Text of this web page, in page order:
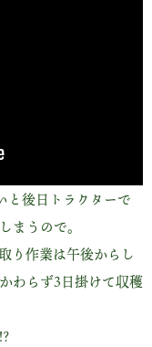
後日トラクターで
まうので。
り作業は午後からし
わらず3日掛けて収穫